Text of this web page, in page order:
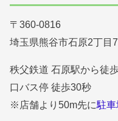
〒360-0816
埼玉県熊谷市石原2丁
秩父鉄道 石原駅から徒
口バス停 徒歩30秒
※店舗より50m先に駐車